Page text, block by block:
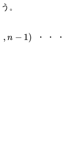
。
, n − 1)
・・・